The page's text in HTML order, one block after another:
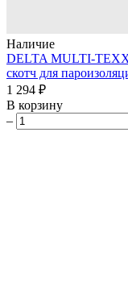
Наличие
DELTA MULTI-TEXX
скотч для
1 294 ₽
В корзину
–